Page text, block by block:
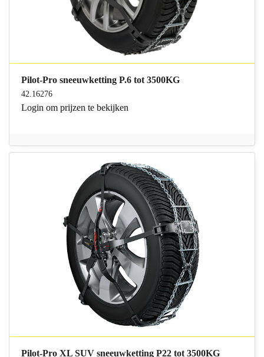
Pilot-Pro sneeuwketting P.6 tot 3500KG
42.16276
Login om prijzen te bekijken
Pilot-Pro XL SUV sneeuwketting P22 tot 3500KG